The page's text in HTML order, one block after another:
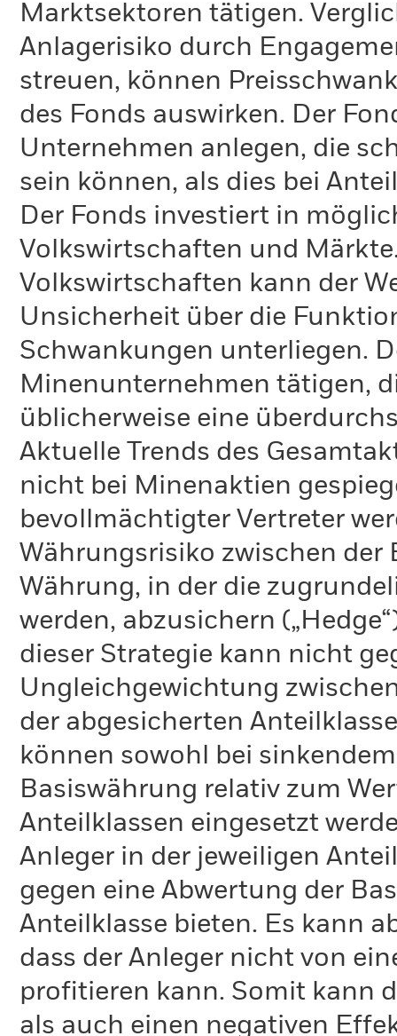
Marktsektoren tätigen.
Anlagerisiko durch
streuen, können
des Fonds auswirken. Der
Unternehmen anlegen, die
sein können, als dies bei
Der Fonds investiert in
Volkswirtschaften und
Volkswirtschaften kann der
Unsicherheit über die
Schwankungen unterliegen.
Minenunternehmen tätigen,
üblicherweise eine
Aktuelle Trends des
nicht bei Minenaktien
bevollmächtigter Vertreter
Währungsrisiko zwischen der
Währung, in der die
werden, abzusichern
dieser Strategie kann nicht
Ungleichgewichtung
der abgesicherten
können sowohl bei
Basiswährung relativ zum
Anteilklassen eingesetzt
Anleger in der jeweiligen
gegen eine Abwertung der
Anteilklasse bieten. Es kann
dass der Anleger nicht von
profitieren kann. Somit kann
als auch einen negativen